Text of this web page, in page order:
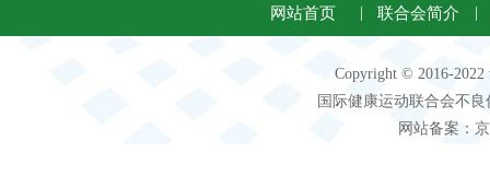
网站首页 联合会简介
Copyright © 2016-
国际健康运动联合会不
网站备案：